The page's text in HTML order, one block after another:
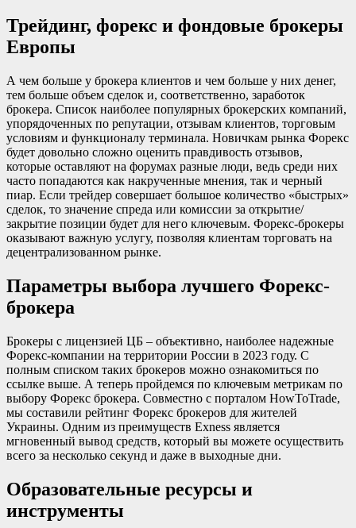
Трейдинг, форекс и фондовые брокеры
Европы
А чем больше у брокера клиентов и чем больше у них денег,
тем больше объем сделок и, соответственно, заработок
брокера. Список наиболее популярных брокерских компаний,
упорядоченных по репутации, отзывам клиентов, торговым
условиям и функционалу терминала. Новичкам рынка Форекс
будет довольно сложно оценить правдивость отзывов,
которые оставляют на форумах разные люди, ведь среди них
часто попадаются как накрученные мнения, так и черный
пиар. Если трейдер совершает большое количество «быстрых»
сделок, то значение спреда или комиссии за открытие/
закрытие позиции будет для него ключевым. Форекс-брокеры
оказывают важную услугу, позволяя клиентам торговать на
децентрализованном рынке.
Параметры выбора лучшего Форекс-
брокера
Брокеры с лицензией ЦБ – объективно, наиболее надежные
Форекс-компании на территории России в 2023 году. С
полным списком таких брокеров можно ознакомиться по
ссылке выше. А теперь пройдемся по ключевым метрикам по
выбору Форекс брокера. Совместно с порталом HowToTrade,
мы составили рейтинг Форекс брокеров для жителей
Украины. Одним из преимуществ Exness является
мгновенный вывод средств, который вы можете осуществить
всего за несколько секунд и даже в выходные дни.
Образовательные ресурсы и
инструменты